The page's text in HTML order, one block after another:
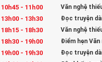
10h45 - 11h00 Văn nghệ
13h00 - 13h30 Đọc truyện
18h15 - 18h30 Văn nghệ
18h30 - 19h00 Điểm hẹn Văn
19h00 - 19h30 Đọc truyện